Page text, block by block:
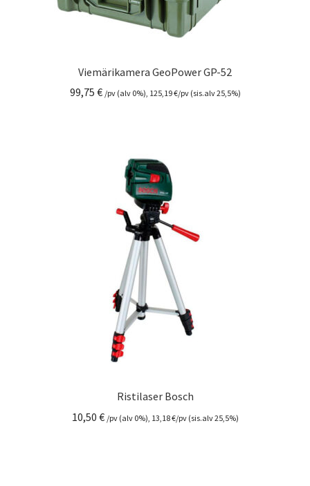
Viemärikamera GeoPower GP-52
99,75 € /pv (alv 0%), 125,19€/pv (sis.alv 25,5%)
Ristilaser Bosch
10,50 € /pv (alv 0%), 13,18€/pv (sis.alv 25,5%)